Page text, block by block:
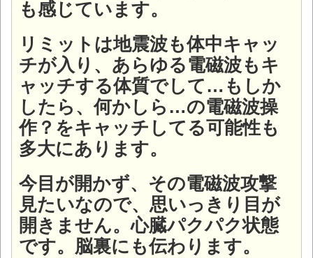
も感じています。
リミットは地震波も体中キャッ
チが入り、あらゆる電磁波もキ
ャッチする体質でして…もしか
したら、何かしら…の電磁波操
作？をキャッチしてる可能性も
多大にあります。
今目が開かず、その電磁波攻撃
見たいなので、思いっきり目が
開きません。心臓パクパク状態
です。脳裏にも伝わります。